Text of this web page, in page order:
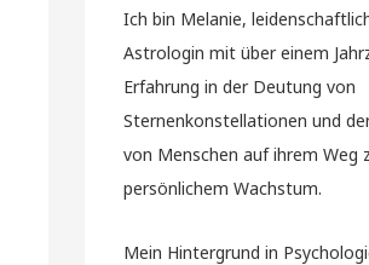
Ich bin Melanie,
Astrologin mit über einem
Erfahrung in der Deutung von
Sternenkonstellationen und
von Menschen auf ihrem Weg
persönlichem Wachstum.
Mein Hintergrund in